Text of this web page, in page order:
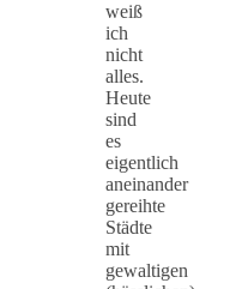
weiß
ich
nicht
alles.
Heute
sind
es
eigentlich
aneinander
gereihte
Städte
mit
gewaltigen